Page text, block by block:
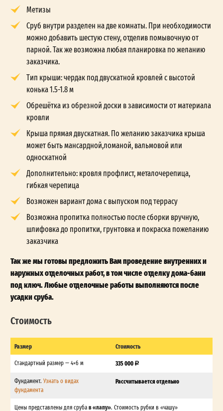
Метизы
Сруб внутри разделен на две комнаты. При необходимости
можно добавить шестую стену, отделив помывочную от
парной. Так же возможна любая планировка по желанию
заказчика.
Тип крыши: чердак под двускатной кровлей с высотой
конька 1.5-1.8 м
Обрешётка из обрезной доски в зависимости от материала
кровли
Крыша прямая двускатная. По желанию заказчика крыша
может быть мансардной,ломаной, вальмовой или
односкатной
Дополнительно: кровля профлист, металочерепица,
гибкая черепица
Возможен вариант дома с выпуском под террасу
Возможна пропитка полностью после сборки вручную,
шлифовка до пропитки, грунтовка и покраска пожеланию
заказчика
Так же мы готовы предложить Вам проведение внутренних и
наружных отделочных работ, в том числе отделку дома-бани
под ключ. Любые отделочные работы выполняются после
усадки сруба.
Стоимость
Размер Стоимость
Стандартный размер — 4×6 м 335 000
Фундамент. Узнать о видах
фундамента
Рассчитывается отдельно
Цены представлены для срубав «лапу». Стоимость рубки в «чашу»